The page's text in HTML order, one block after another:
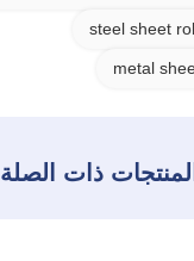
steel sheet
metal
المنتجات ذات الصلة